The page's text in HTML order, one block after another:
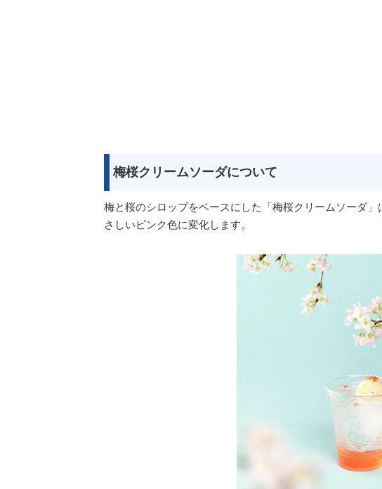
梅桜クリームソーダについて
梅と桜のシロップをベースにした「梅桜クリームソーダ
さしいピンク色に変化します。